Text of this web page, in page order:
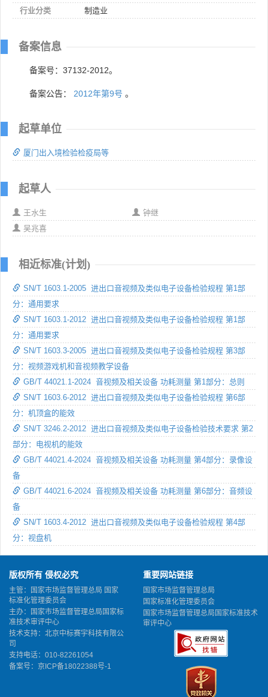
行业分类
制造业
备案信息
备案号：37132-2012。
备案公告： 2012年第9号 。
起草单位
厦门出入境检验检疫局等
起草人
王水生
钟继
吴兆喜
相近标准(计划)
SN/T 1603.1-2005 进出口音视频及类似电子设备检验规程 第1部
分：通用要求
SN/T 1603.1-2012 进出口音视频及类似电子设备检验规程 第1部
分：通用要求
SN/T 1603.3-2005 进出口音视频及类似电子设备检验规程 第3部
分：视频游戏机和音视频教学设备
GB/T 44021.1-2024 音视频及相关设备 功耗测量 第1部分：总则
SN/T 1603.6-2012 进出口音视频及类似电子设备检验规程 第6部
分：机顶盒的能效
SN/T 3246.2-2012 进出口音视频及类似电子设备检验技术要求 第2
部分：电视机的能效
GB/T 44021.4-2024 音视频及相关设备 功耗测量 第4部分：录像设
备
GB/T 44021.6-2024 音视频及相关设备 功耗测量 第6部分：音频设
备
SN/T 1603.4-2012 进出口音视频及类似电子设备检验规程 第4部
分：视盘机
版权所有 侵权必究
主管：国家市场监督管理总局 国家
标准化管理委员会
主办：国家市场监督管理总局国家标
准技术审评中心
技术支持：北京中标赛宇科技有限公
司
支持电话：010-82261054
备案号： 京ICP备18022388号-1
重要网站链接
国家市场监督管理总局
国家标准化管理委员会
国家市场监督管理总局国家标准技术
审评中心